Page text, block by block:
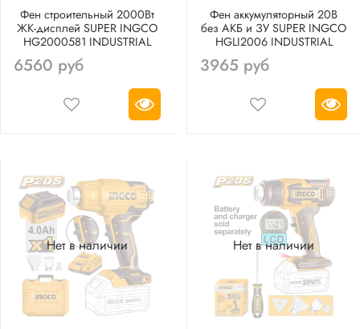
Фен строительный 2000Вт
ЖК-дисплей SUPER INGCO
HG2000581 INDUSTRIAL
6560 руб
Фен аккумуляторный 20В
без АКБ и ЗУ SUPER INGCO
HGLI2006 INDUSTRIAL
3965 руб
Нет в наличии Нет в наличии